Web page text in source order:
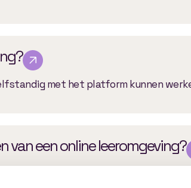
met het platform kunnen
van een online leeromgeving?
en 16 weken, afhankelijk van de